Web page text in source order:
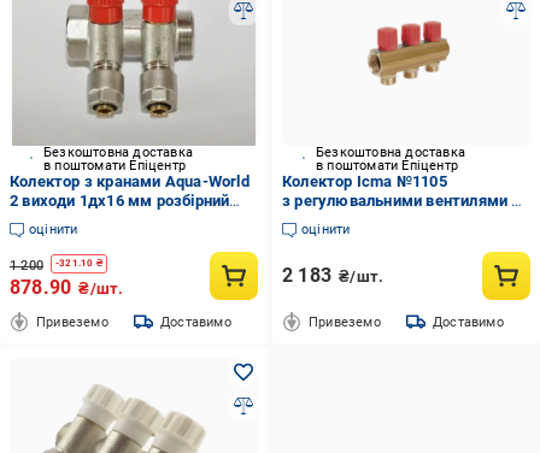
Безкоштовна доставка
в поштомати Епіцентр
Колектор з кранами Aqua-World
2 виходи 1дx16 мм розбірний
фітинг Pexal Red (ТК209-2К)
оцінити
1 200 -321.10 ₴
878.90 ₴/шт.
Привеземо Доставимо
Безкоштовна доставка
в поштомати Епіцентр
Колектор Icma №1105
з регулювальними вентилями 1"
3 виходи Red (VD00049595)
оцінити
2 183 ₴/шт.
Привеземо Доставимо